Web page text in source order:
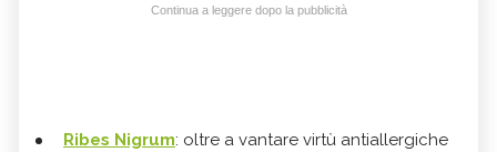
Continua a leggere dopo la pubblicità
Ribes Nigrum: oltre a vantare virtù antiallergiche